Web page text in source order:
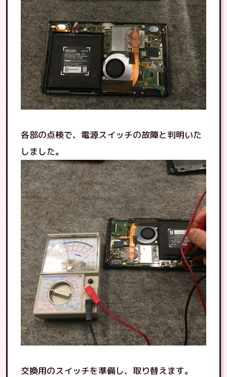
各部の点検で、電源スイッチの故障と判明いた
しました。
交換用のスイッチを準備し、取り替えます。